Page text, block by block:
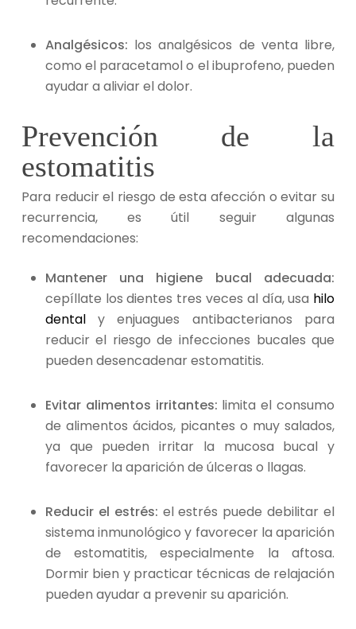
Analgésicos: los analgésicos de venta libre,
como el paracetamol o el ibuprofeno, pueden
ayudar a aliviar el dolor.
Prevención de la
estomatitis
Para reducir el riesgo de esta afección o evitar su
recurrencia, es útil seguir algunas
recomendaciones:
Mantener una higiene bucal adecuada:
cepíllate los dientes tres veces al día, usa hilo
dentaly enjuagues antibacterianos para
reducir el riesgo de infecciones bucales que
pueden desencadenar estomatitis.
Evitar alimentos irritantes: limita el consumo
de alimentos ácidos, picantes o muy salados,
ya que pueden irritar la mucosa bucal y
favorecer la aparición de úlceras o llagas.
Reducir el estrés: el estrés puede debilitar el
sistema inmunológico y favorecer la aparición
de estomatitis, especialmente la aftosa.
Dormir bien y practicar técnicas de relajación
pueden ayudar a prevenir su aparición.